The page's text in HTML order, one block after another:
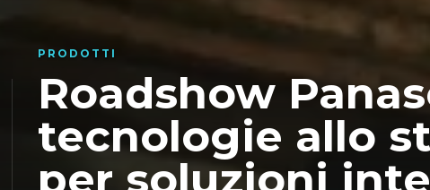
PRODOTTI
Roadshow
tecnologie allo
per soluzioni